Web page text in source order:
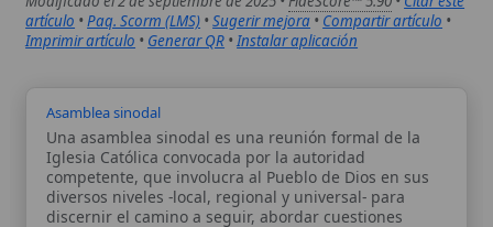
Consejo sinodal
El Consejo sinodal designa, en el ámbito del Sínodo
continuidad del trabajo entre...
Autor:Comité editorial
Artículo supervisado por el Comité